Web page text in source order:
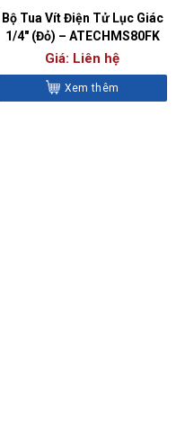
Bộ Tua Vít Điện Tử Lục Giác
1/4″ (Đỏ) – ATECHMS80FK
Giá: Liên hệ
Xem thêm